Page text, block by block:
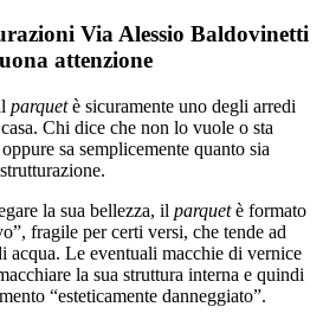
Via Alessio Baldovinetti
attenzione
parquetè sicuramente uno degli arredi
Chi dice che non lo vuole o sta
sa semplicemente quanto sia
la sua bellezza, il parquetè formato
fragile per certi versi, che tende ad
acqua. Le eventuali macchie di vernice
la sua struttura interna e quindi
“esteticamente danneggiato”.